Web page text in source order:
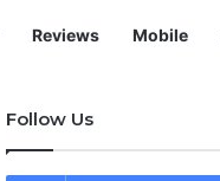
Reviews Mobile
Follow Us